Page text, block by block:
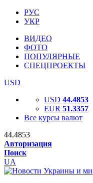
РУС
УКР
ВИДЕО
ФОТО
ПОПУЛЯРНЫЕ
СПЕЦПРОЕКТЫ
USD
USD 44.4853
EUR 51.3357
Все курсы валют
44.4853
Авторизация
Поиск
UA